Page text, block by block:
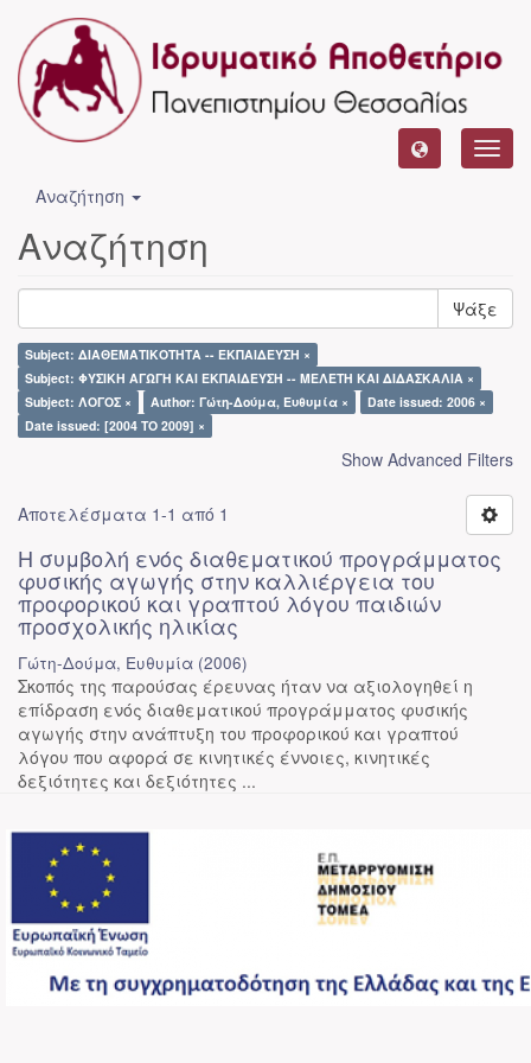
Αναζήτηση
Αναζήτηση
Ψάξε
Subject: ΔΙΑΘΕΜΑΤΙΚΟΤΗΤΑ -- ΕΚΠΑΙΔΕΥΣΗ ×
Subject: ΦΥΣΙΚΗ ΑΓΩΓΗ ΚΑΙ ΕΚΠΑΙΔΕΥΣΗ -- ΜΕΛΕΤΗ ΚΑΙ ΔΙΔΑΣΚΑΛΙΑ ×
Subject: ΛΟΓΟΣ ×
Author: Γώτη-Δούμα, Ευθυμία ×
Date issued: 2006 ×
Date issued: [2004 TO 2009] ×
Show Advanced Filters
Αποτελέσματα 1-1 από 1
Η συμβολή ενός διαθεματικού προγράμματος
φυσικής αγωγής στην καλλιέργεια του
προφορικού και γραπτού λόγου παιδιών
προσχολικής ηλικίας
Γώτη-Δούμα, Ευθυμία (2006)
Σκοπός της παρούσας έρευνας ήταν να αξιολογηθεί η
επίδραση ενός διαθεματικού προγράμματος φυσικής
αγωγής στην ανάπτυξη του προφορικού και γραπτού
λόγου που αφορά σε κινητικές έννοιες, κινητικές
δεξιότητες και δεξιότητες ...